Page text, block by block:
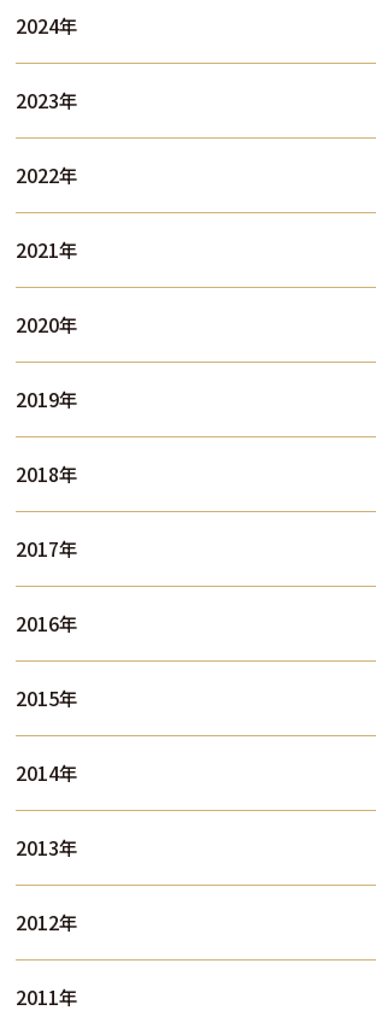
2024年
2023年
2022年
2021年
2020年
2019年
2018年
2017年
2016年
2015年
2014年
2013年
2012年
2011年